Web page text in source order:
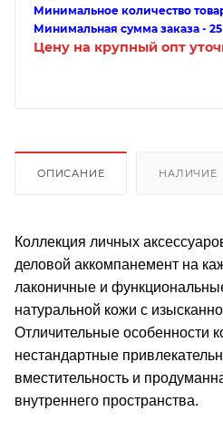
Минимальное количество
Минимальная сумма заказа -
Цену на крупный опт
ОПИСАНИЕ НАЛИЧИЕ
Коллекция личных
деловой аккомпанемент на
лаконичные и
натуральной кожи с
Отличительные особенности
нестандартные
вместительность и
внутреннего пространства.